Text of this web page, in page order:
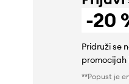
-20
Pridruži se
promocijah
**Popust je